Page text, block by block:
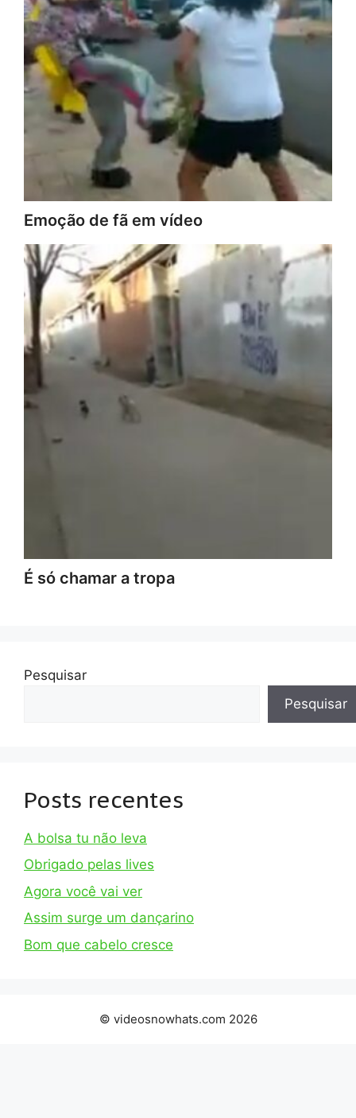
Emoção de fã em vídeo
É só chamar a tropa
Pesquisar
Pesquisar
Posts recentes
A bolsa tu não leva
Obrigado pelas lives
Agora você vai ver
Assim surge um dançarino
Bom que cabelo cresce
© videosnowhats.com 2026